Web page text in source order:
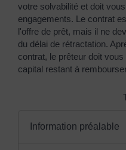
votre solvabilité et doit
engagements. Le contrat
l'offre de prêt, mais il ne
du délai de rétractation.
contrat, le prêteur doit
capital restant à
Information préalable